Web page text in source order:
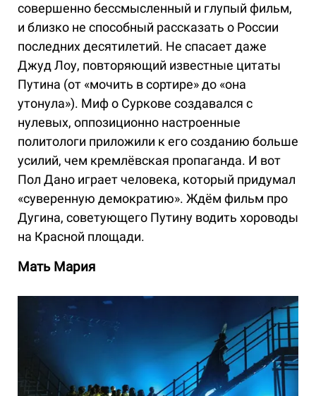
совершенно бессмысленный и глупый фильм,
и близко не способный рассказать о России
последних десятилетий. Не спасает даже
Джуд Лоу, повторяющий известные цитаты
Путина (от «мочить в сортире» до «она
утонула»). Миф о Суркове создавался с
нулевых, оппозиционно настроенные
политологи приложили к его созданию больше
усилий, чем кремлёвская пропаганда. И вот
Пол Дано играет человека, который придумал
«суверенную демократию». Ждём фильм про
Дугина, советующего Путину водить хороводы
на Красной площади.
Мать Мария